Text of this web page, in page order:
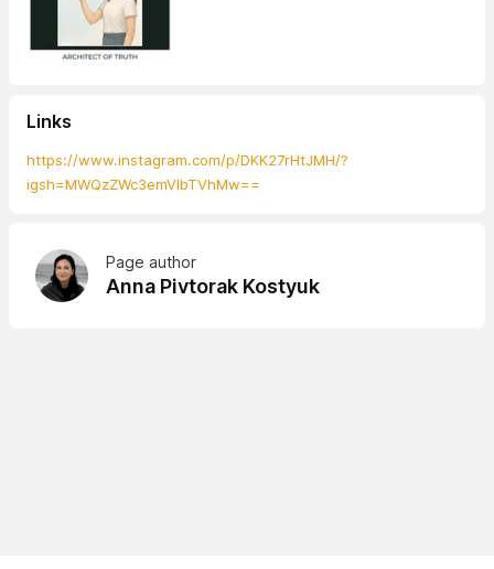
Links
https://www.instagram.com/p/DKK27rHtJMH/?
igsh=MWQzZWc3emVlbTVhMw==
Page author
Anna Pivtorak Kostyuk